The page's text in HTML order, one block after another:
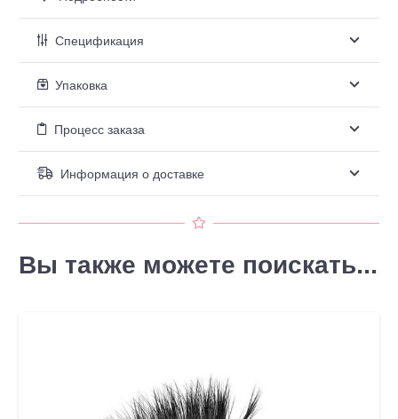
Спецификация
Упаковка
Процесс заказа
Информация о доставке
Вы также можете поискать...